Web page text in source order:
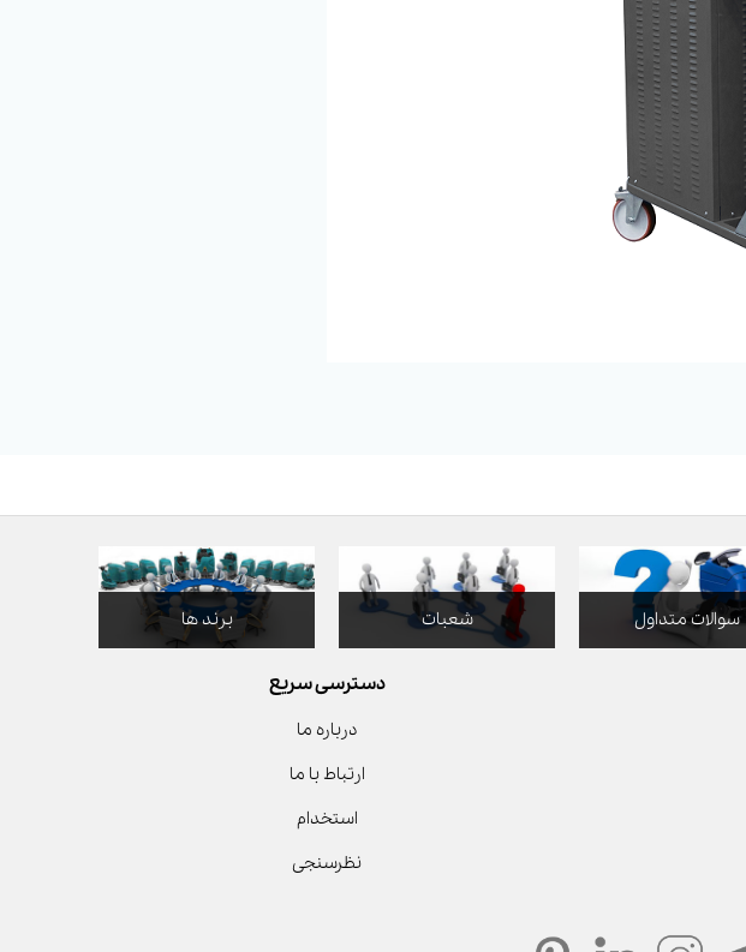
سوالات متداول شعبات برند ها
دسترسی سریع
درباره ما
ارتباط با ما
استخدام
نظرسنجی